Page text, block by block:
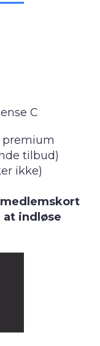
C
premium
tilbud)
ikke)
indløse